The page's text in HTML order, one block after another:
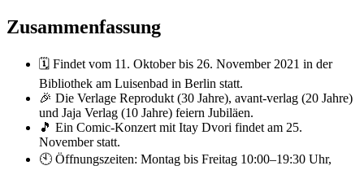
Zusammenfassung
🗓️ Findet vom 11. Oktober bis 26. November 2021 in der
Bibliothek am Luisenbad in Berlin statt.
🎉 Die Verlage Reprodukt (30 Jahre), avant-verlag (20 Jahre)
und Jaja Verlag (10 Jahre) feiern Jubiläen.
🎵 Ein Comic-Konzert mit Itay Dvori findet am 25.
November statt.
🕙 Öffnungszeiten: Montag bis Freitag 10:00–19:30 Uhr,